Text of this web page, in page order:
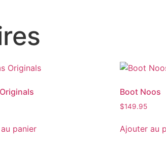
panier
Boot Noos
$149.95
Ajouter au